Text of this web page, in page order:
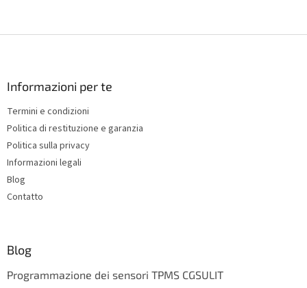
Informazioni per te
Termini e condizioni
Politica di restituzione e garanzia
Politica sulla privacy
Informazioni legali
Blog
Contatto
Blog
Programmazione dei sensori TPMS CGSULIT